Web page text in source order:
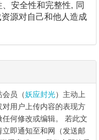
安全性和完整性, 同
源对自己和他人造成
会员（妖应封光）主动上
用户上传内容的表现方
何修改或编辑。 若此文
即通知至和网（发送邮